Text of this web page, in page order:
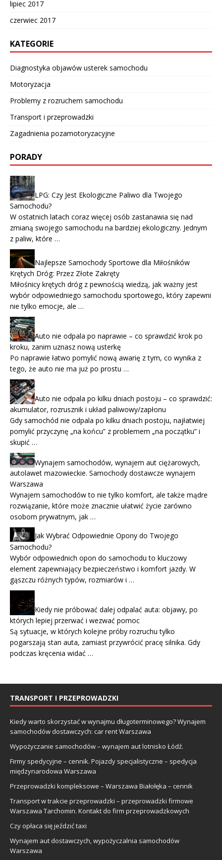
lipiec 2017
czerwiec 2017
KATEGORIE
Diagnostyka objawów usterek samochodu
Motoryzacja
Problemy z rozruchem samochodu
Transport i przeprowadzki
Zagadnienia pozamotoryzacyjne
PORADY
LPG: Czy Jest Ekologiczne Paliwo dla Twojego
Samochodu?
W ostatnich latach coraz więcej osób zastanawia się nad
zmianą swojego samochodu na bardziej ekologiczny. Jednym
z paliw, które …
Najlepsze Samochody Sportowe dla Miłośników
Krętych Dróg: Przez Złote Zakręty
Miłośnicy krętych dróg z pewnością wiedzą, jak ważny jest
wybór odpowiedniego samochodu sportowego, który zapewni
nie tylko emocje, ale …
Auto nie odpala po naprawie – co sprawdzić krok po
kroku, zanim uznasz nową usterkę
Po naprawie łatwo pomylić nową awarię z tym, co wynika z
tego, że auto nie ma już po prostu …
Auto nie odpala po kilku dniach postoju – co sprawdzić:
akumulator, rozrusznik i układ paliwowy/zapłonu
Gdy samochód nie odpala po kilku dniach postoju, najłatwiej
pomylić przyczynę „na końcu” z problemem „na początku” i
skupić …
Wynajem samochodów, wynajem aut ciężarowych,
autolawet mazowieckie. Samochody dostawcze wynajem
Warszawa
Wynajem samochodów to nie tylko komfort, ale także mądre
rozwiązanie, które może znacznie ułatwić życie zarówno
osobom prywatnym, jak …
Jak Wybrać Odpowiednie Opony do Twojego
Samochodu?
Wybór odpowiednich opon do samochodu to kluczowy
element zapewniający bezpieczeństwo i komfort jazdy. W
gąszczu różnych typów, rozmiarów i …
Kiedy nie próbować dalej odpalać auta: objawy, po
których lepiej przerwać i wezwać pomoc
Są sytuacje, w których kolejne próby rozruchu tylko
pogarszają stan auta, zamiast przywrócić pracę silnika. Gdy
podczas kręcenia widać …
TRANSPORT I PRZEPROWADZKI
Kiedy warto skorzystać w wynajmu długoterminowego? Wynajem
samochodów dostawczych: car rent Warszawa
Wypożyczanie samochodów – wynajem aut lotnisko Łódź.
Firmy spedycyjne – cennik. Pojazdy specjalistyczne – spedycja
międzynarodowa Warszawa
Przeprowadzki kompleksowe – Warszawa Białołęka – cennik
Transport w trakcie przeprowadzki – przeprowadzki firmowe
Warszawa Tarchomin. Kontakt do firm przeprowadzkowych
Czy opłaca się jeździć taxi
Wynajem aut dostawczych, wypożyczalnia samochodów
Warszawa